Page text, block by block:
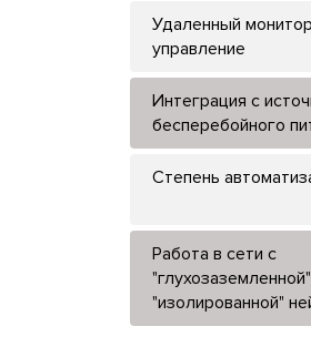
Удаленный
управление
Интеграция с
бесперебойного
Степень
Работа в сети с
"изолированной"